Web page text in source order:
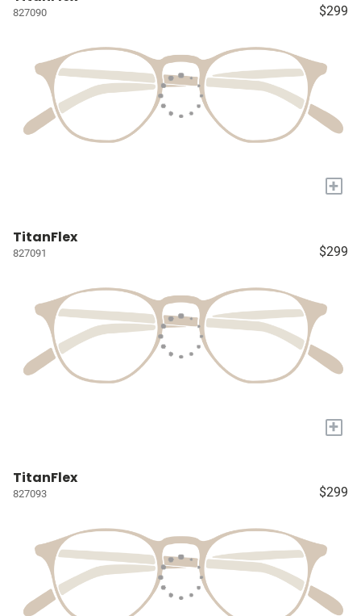
827090 $299
+
TitanFlex
827091 $299
+
TitanFlex
827093 $299